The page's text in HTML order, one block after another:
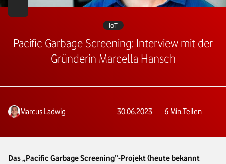
IoT
Pacific Garbage Screening: Interview mit der
Gründerin Marcella Hansch
Marcus Ladwig 30.06.2023 6 Min.Teilen
Das „Pacific Garbage Screening”-Projekt (heute bekannt